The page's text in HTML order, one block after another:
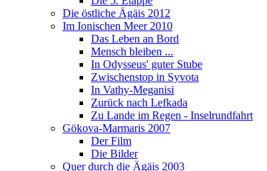
Die östliche Ägäis 2012
Im Ionischen Meer 2010
Das Leben an Bord
Mensch bleiben ...
In Odysseus' guter Stube
Zwischenstop in Syvota
In Vathy-Meganisi
Zurück nach Lefkada
Zu Lande im Regen - Inselrundfahrt
Gökova-Marmaris 2007
Der Film
Die Bilder
Quer durch die Ägäis 2003